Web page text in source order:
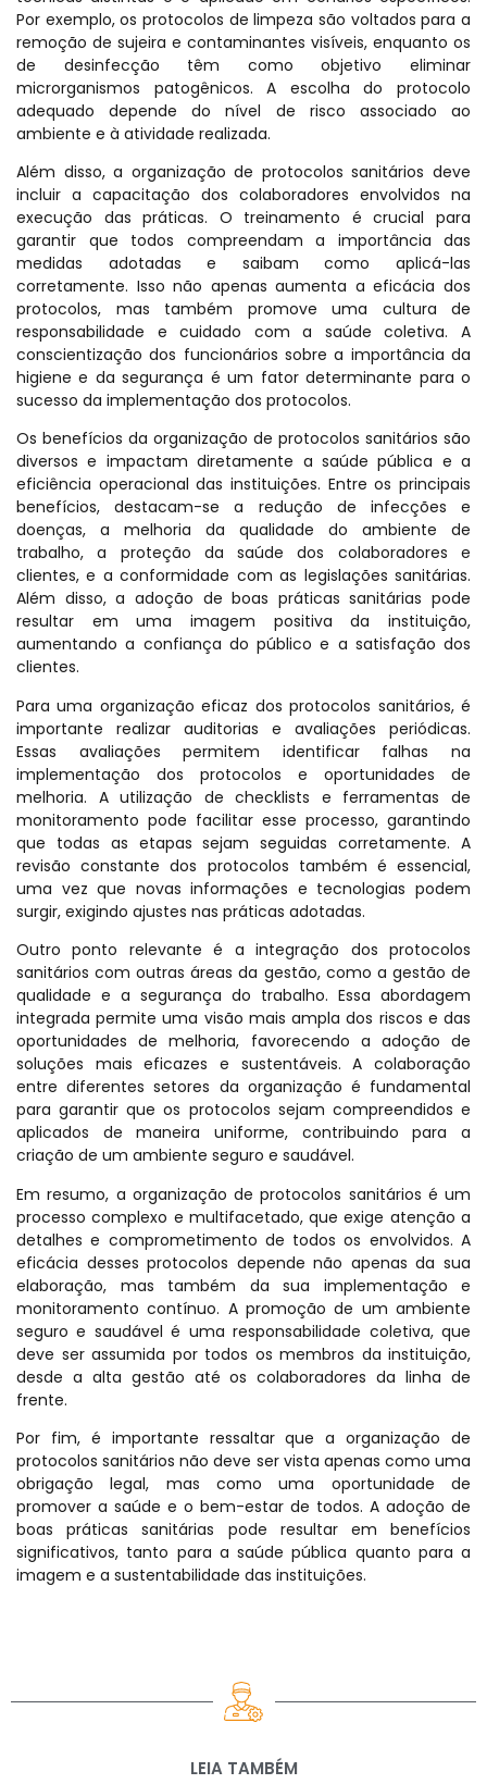
Por exemplo, os protocolos de limpeza são voltados para a
remoção de sujeira e contaminantes visíveis, enquanto os
de desinfecção têm como objetivo eliminar
microrganismos patogênicos. A escolha do protocolo
adequado depende do nível de risco associado ao
ambiente e à atividade realizada.
Além disso, a organização de protocolos sanitários deve
incluir a capacitação dos colaboradores envolvidos na
execução das práticas. O treinamento é crucial para
garantir que todos compreendam a importância das
medidas adotadas e saibam como aplicá-las
corretamente. Isso não apenas aumenta a eficácia dos
protocolos, mas também promove uma cultura de
responsabilidade e cuidado com a saúde coletiva. A
conscientização dos funcionários sobre a importância da
higiene e da segurança é um fator determinante para o
sucesso da implementação dos protocolos.
Os benefícios da organização de protocolos sanitários são
diversos e impactam diretamente a saúde pública e a
eficiência operacional das instituições. Entre os principais
benefícios, destacam-se a redução de infecções e
doenças, a melhoria da qualidade do ambiente de
trabalho, a proteção da saúde dos colaboradores e
clientes, e a conformidade com as legislações sanitárias.
Além disso, a adoção de boas práticas sanitárias pode
resultar em uma imagem positiva da instituição,
aumentando a confiança do público e a satisfação dos
clientes.
Para uma organização eficaz dos protocolos sanitários, é
importante realizar auditorias e avaliações periódicas.
Essas avaliações permitem identificar falhas na
implementação dos protocolos e oportunidades de
melhoria. A utilização de checklists e ferramentas de
monitoramento pode facilitar esse processo, garantindo
que todas as etapas sejam seguidas corretamente. A
revisão constante dos protocolos também é essencial,
uma vez que novas informações e tecnologias podem
surgir, exigindo ajustes nas práticas adotadas.
Outro ponto relevante é a integração dos protocolos
sanitários com outras áreas da gestão, como a gestão de
qualidade e a segurança do trabalho. Essa abordagem
integrada permite uma visão mais ampla dos riscos e das
oportunidades de melhoria, favorecendo a adoção de
soluções mais eficazes e sustentáveis. A colaboração
entre diferentes setores da organização é fundamental
para garantir que os protocolos sejam compreendidos e
aplicados de maneira uniforme, contribuindo para a
criação de um ambiente seguro e saudável.
Em resumo, a organização de protocolos sanitários é um
processo complexo e multifacetado, que exige atenção a
detalhes e comprometimento de todos os envolvidos. A
eficácia desses protocolos depende não apenas da sua
elaboração, mas também da sua implementação e
monitoramento contínuo. A promoção de um ambiente
seguro e saudável é uma responsabilidade coletiva, que
deve ser assumida por todos os membros da instituição,
desde a alta gestão até os colaboradores da linha de
frente.
Por fim, é importante ressaltar que a organização de
protocolos sanitários não deve ser vista apenas como uma
obrigação legal, mas como uma oportunidade de
promover a saúde e o bem-estar de todos. A adoção de
boas práticas sanitárias pode resultar em benefícios
significativos, tanto para a saúde pública quanto para a
imagem e a sustentabilidade das instituições.
LEIA TAMBÉM